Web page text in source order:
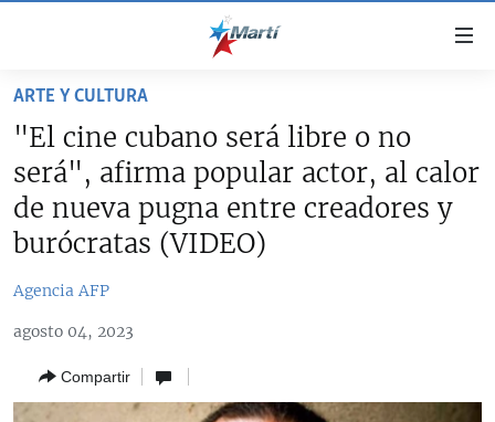
accesibilidad
contenido
principal
navegación
principal
DERECHOS HUMANOS
SOBRE CUBA
ESTADOS UNIDOS
ESTADOS UNIDOS
AMÉRICA LATINA
ARTE Y CULTURA
"El cine cubano será libre o no
será", afirma popular actor, al calor
de nueva pugna entre creadores y
burócratas (VIDEO)
Agencia AFP
agosto 04, 2023
Compartir